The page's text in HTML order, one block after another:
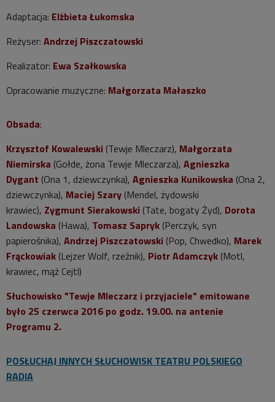
Adaptacja: Elżbieta Łukomska
Reżyser: Andrzej Piszczatowski
Realizator: Ewa Szałkowska
Opracowanie muzyczne: Małgorzata Małaszko
Obsada:
Krzysztof Kowalewski (Tewje Mleczarz), Małgorzata
Niemirska (Gołde, żona Tewje Mleczarza), Agnieszka
Dygant (Ona 1, dziewczynka), Agnieszka Kunikowska (Ona 2,
dziewczynka), Maciej Szary (Mendel, żydowski
krawiec), Zygmunt Sierakowski (Tate, bogaty Żyd), Dorota
Landowska (Hawa), Tomasz Sapryk (Perczyk, syn
papierośnika), Andrzej Piszczatowski (Pop, Chwedko), Marek
Frąckowiak (Lejzer Wolf, rzeźnik), Piotr Adamczyk (Motl,
krawiec, mąż Cejtl)
Słuchowisko "Tewje Mleczarz i przyjaciele" emitowane
było 25 czerwca 2016 po godz. 19.00. na antenie
Programu 2.
POSŁUCHAJ INNYCH SŁUCHOWISK TEATRU POLSKIEGO
RADIA